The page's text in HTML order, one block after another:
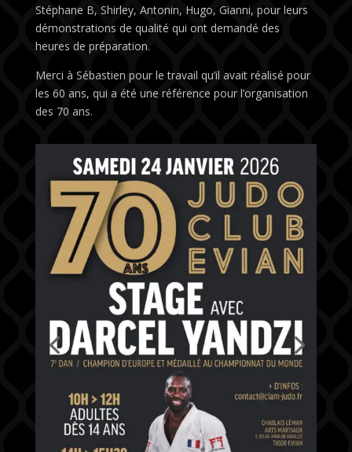
Stéphane B, Shirley, Antonin, Hugo, Gianni, pour leurs
démonstrations de qualité qui ont demandé des
heures de préparation.
Merci à Sébastien pour le travail qu’il avait réalisé pour
les 60 ans, qui a été une référence pour l’organisation
des 70 ans.